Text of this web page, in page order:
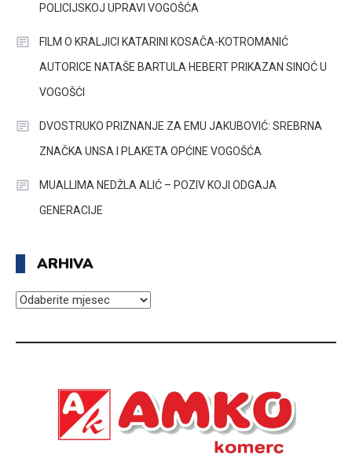
POLICIJSKOJ UPRAVI VOGOŠĆA
FILM O KRALJICI KATARINI KOSAČA-KOTROMANIĆ
AUTORICE NATAŠE BARTULA HEBERT PRIKAZAN SINOĆ U
VOGOŠĆI
DVOSTRUKO PRIZNANJE ZA EMU JAKUBOVIĆ: SREBRNA
ZNAČKA UNSA I PLAKETA OPĆINE VOGOŠĆA
MUALLIMA NEDŽLA ALIĆ – POZIV KOJI ODGAJA
GENERACIJE
ARHIVA
ARHIVA